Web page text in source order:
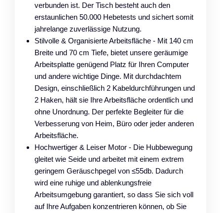
verbunden ist. Der Tisch besteht auch den
erstaunlichen 50.000 Hebetests und sichert somit
jahrelange zuverlässige Nutzung.
Stilvolle & Organisierte Arbeitsfläche - Mit 140 cm
Breite und 70 cm Tiefe, bietet unsere geräumige
Arbeitsplatte genügend Platz für Ihren Computer
und andere wichtige Dinge. Mit durchdachtem
Design, einschließlich 2 Kabeldurchführungen und
2 Haken, hält sie Ihre Arbeitsfläche ordentlich und
ohne Unordnung. Der perfekte Begleiter für die
Verbesserung von Heim, Büro oder jeder anderen
Arbeitsfläche.
Hochwertiger & Leiser Motor - Die Hubbewegung
gleitet wie Seide und arbeitet mit einem extrem
geringem Geräuschpegel von ≤55db. Dadurch
wird eine ruhige und ablenkungsfreie
Arbeitsumgebung garantiert, so dass Sie sich voll
auf Ihre Aufgaben konzentrieren können, ob Sie